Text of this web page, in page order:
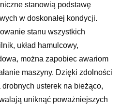
stanowią podstawę
w doskonałej kondycji.
stanu wszystkich
układ hamulcowy,
można zapobiec awariom
maszyny. Dzięki zdolności
usterek na bieżąco,
uniknąć poważniejszych